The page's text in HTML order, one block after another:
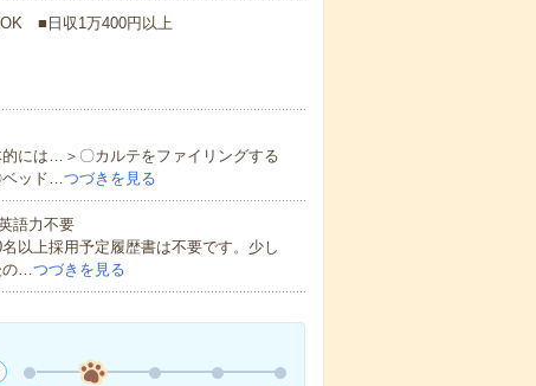
■日収1万400円以上
には…＞〇カルテをファイリングする
ベッド…つづきを見る
語力不要
上採用予定履歴書は不要です。少し
の…つづきを見る